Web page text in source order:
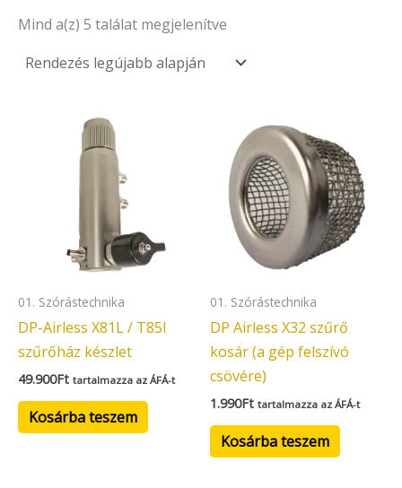
Mind a(z) 5 találat megjelenítve
01. Szórástechnika
DP-Airless X81L / T85I
szűrőház készlet
49.900Ft tartalmazza az ÁFÁ-t
Kosárba teszem
01. Szórástechnika
DP Airless X32 szűrő
kosár (a gép felszívó
csövére)
1.990Ft tartalmazza az ÁFÁ-t
Kosárba teszem